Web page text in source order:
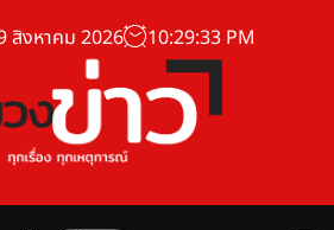
สิงหาคม 2026 10:29:34 PM